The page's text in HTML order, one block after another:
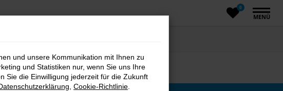
0
MENÜ
und unsere Kommunikation mit Ihnen zu
und Statistiken nur, wenn Sie uns Ihre
Sie die Einwilligung jederzeit für die Zukunft
Cookie-Richtlinie